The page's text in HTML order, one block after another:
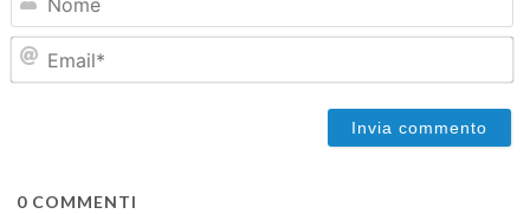
0COMMENTI